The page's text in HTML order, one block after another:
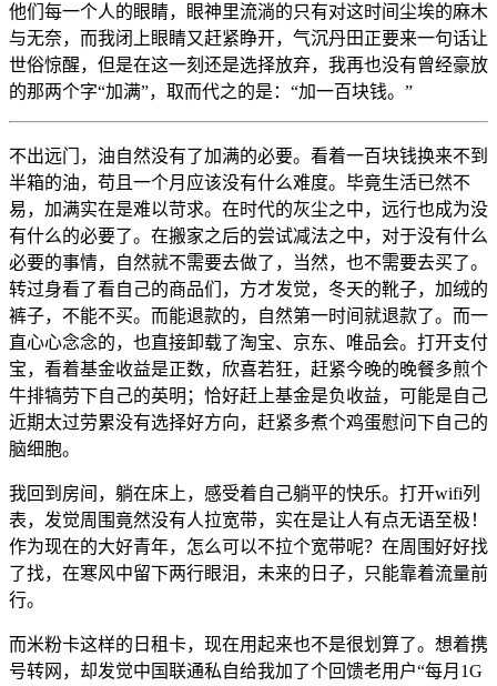
他们每一个人的眼睛，眼神里流淌的只有对这时间尘埃的麻木
与无奈，而我闭上眼睛又赶紧睁开，气沉丹田正要来一句话让
世俗惊醒，但是在这一刻还是选择放弃，我再也没有曾经豪放
的那两个字“加满”，取而代之的是：“加一百块钱。”
不出远门，油自然没有了加满的必要。看着一百块钱换来不到
半箱的油，苟且一个月应该没有什么难度。毕竟生活已然不
易，加满实在是难以苛求。在时代的灰尘之中，远行也成为没
有什么的必要了。在搬家之后的尝试减法之中，对于没有什么
必要的事情，自然就不需要去做了，当然，也不需要去买了。
转过身看了看自己的商品们，方才发觉，冬天的靴子，加绒的
裤子，不能不买。而能退款的，自然第一时间就退款了。而一
直心心念念的，也直接卸载了淘宝、京东、唯品会。打开支付
宝，看着基金收益是正数，欣喜若狂，赶紧今晚的晚餐多煎个
牛排犒劳下自己的英明；恰好赶上基金是负收益，可能是自己
近期太过劳累没有选择好方向，赶紧多煮个鸡蛋慰问下自己的
脑细胞。
我回到房间，躺在床上，感受着自己躺平的快乐。打开wifi列
表，发觉周围竟然没有人拉宽带，实在是让人有点无语至极！
作为现在的大好青年，怎么可以不拉个宽带呢？在周围好好找
了找，在寒风中留下两行眼泪，未来的日子，只能靠着流量前
行。
而米粉卡这样的日租卡，现在用起来也不是很划算了。想着携
号转网，却发觉中国联通私自给我加了个回馈老用户“每月1G